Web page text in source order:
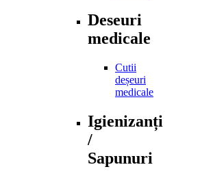
Deseuri
medicale
Cutii
deșeuri
medicale
Igienizanți
/
Sapunuri